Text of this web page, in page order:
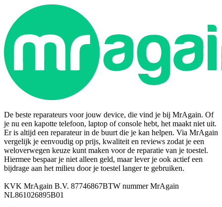
De beste reparateurs voor jouw device, die vind je bij MrAgain. Of
je nu een kapotte telefoon, laptop of console hebt, het maakt niet uit.
Er is altijd een reparateur in de buurt die je kan helpen. Via MrAgain
vergelijk je eenvoudig op prijs, kwaliteit en reviews zodat je een
weloverwegen keuze kunt maken voor de reparatie van je toestel.
Hiermee bespaar je niet alleen geld, maar lever je ook actief een
bijdrage aan het milieu door je toestel langer te gebruiken.
KVK MrAgain B.V. 87746867BTW nummer MrAgain
NL861026895B01